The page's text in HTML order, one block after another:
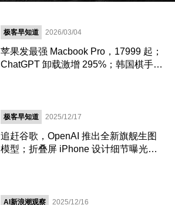
极客早知道 2026/03/04
苹果发最强 Macbook Pro，17999 起；
ChatGPT 卸载激增 295%；韩国棋手李
极客早知道 2025/12/17
追赶谷歌，OpenAI 推出全新旗舰生图
模型；折叠屏 iPhone 设计细节曝光；
AI新浪潮观察 2025/12/16